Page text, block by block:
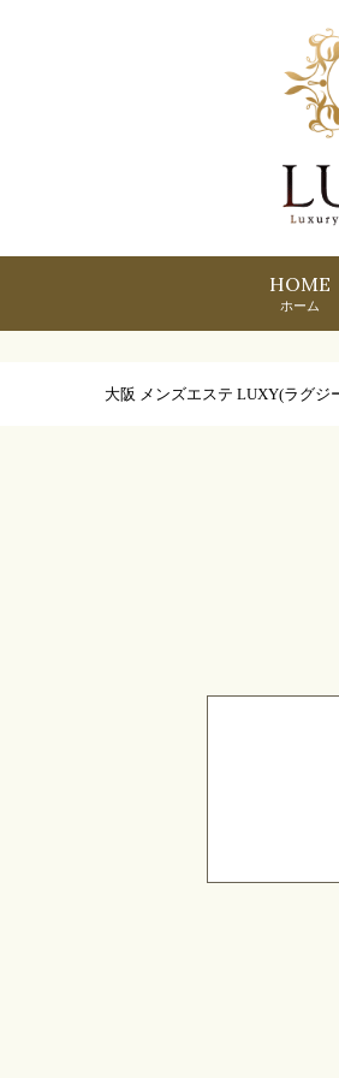
HOME
ホーム
大阪 メンズエステ LUXY(ラグジ